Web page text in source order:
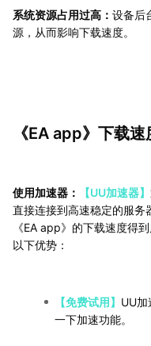
系统资源占用过高： 设备后
源，从而影响下载速度。
《EA app》下载
使用加速器： 【UU加速器】
直接连接到高速稳定的服务
《EA app》的下载速度得
以下优势：
【免费试用】 UU
一下加速功能。